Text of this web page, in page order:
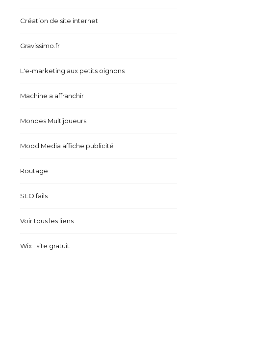
Création de site internet
Gravissimo.fr
L'e-marketing aux petits oignons
Machine a affranchir
Mondes Multijoueurs
Mood Media affiche publicité
Routage
SEO fails
Voir tous les liens
Wix : site gratuit